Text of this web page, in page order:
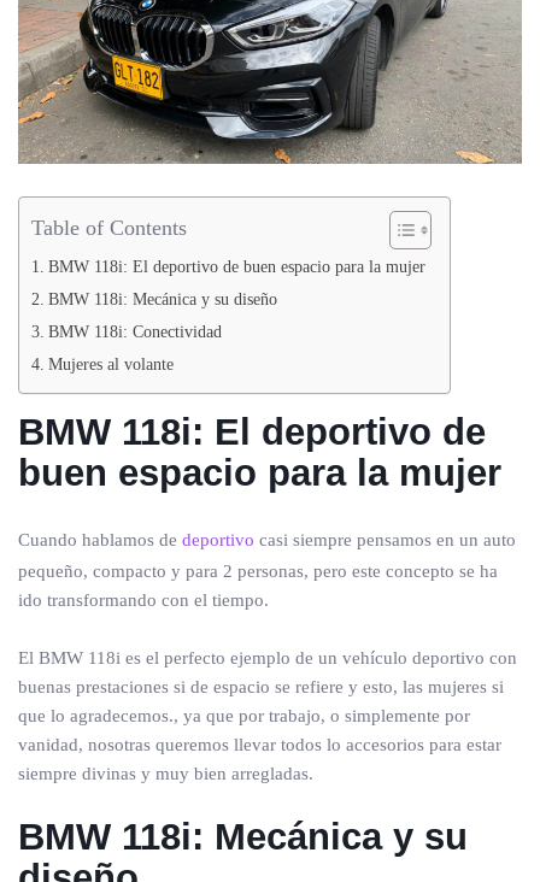
Table of Contents
BMW 118i: El deportivo de buen espacio para la mujer
BMW 118i: Mecánica y su diseño
BMW 118i: Conectividad
Mujeres al volante
BMW 118i: El deportivo de
buen espacio para la mujer
Cuando hablamos de deportivo casi siempre pensamos en un auto
pequeño, compacto y para 2 personas, pero este concepto se ha
ido transformando con el tiempo.
El BMW 118i es el perfecto ejemplo de un vehículo deportivo con
buenas prestaciones si de espacio se refiere y esto, las mujeres si
que lo agradecemos., ya que por trabajo, o simplemente por
vanidad, nosotras queremos llevar todos lo accesorios para estar
siempre divinas y muy bien arregladas.
BMW 118i: Mecánica y su